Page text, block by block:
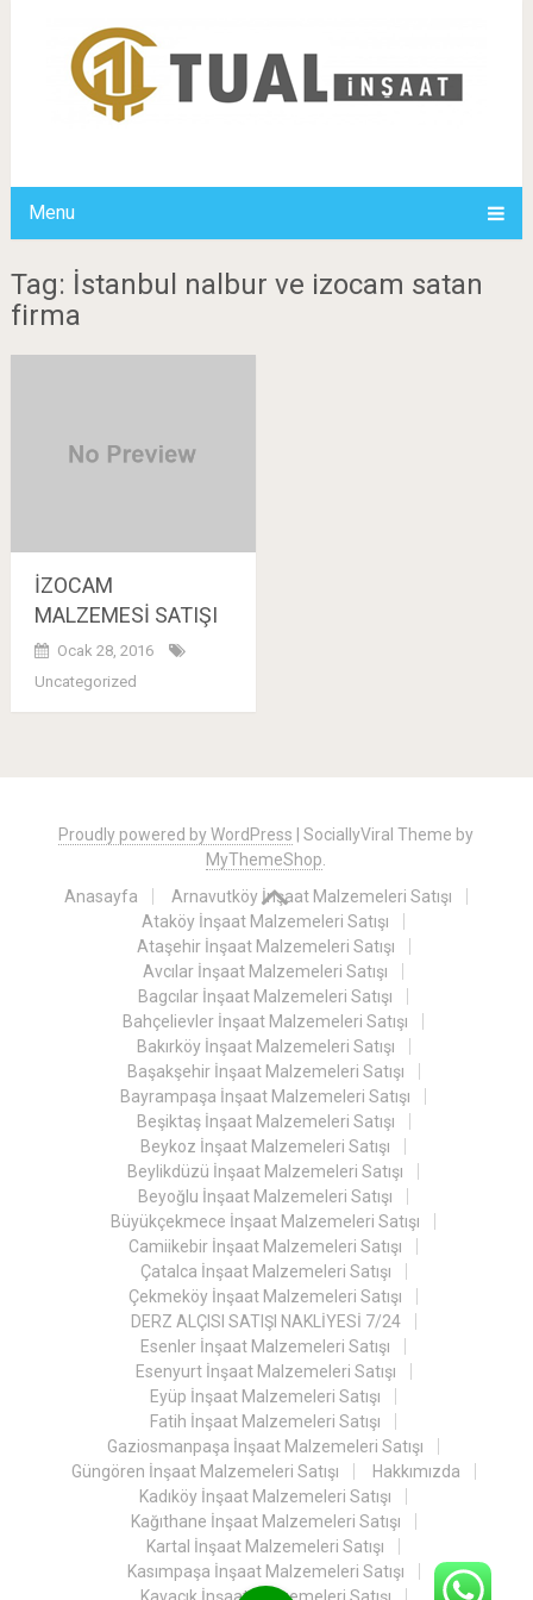
Menu
Tag: İstanbul nalbur ve izocam satan
firma
İZOCAM
MALZEMESİ SATIŞI
Ocak 28, 2016
Uncategorized
navigation
Proudly powered by WordPress |SociallyViral Theme by
MyThemeShop
Anasayfa
Arnavutköy İnşaat Malzemeleri Satışı
Ataköy İnşaat Malzemeleri Satışı
Ataşehir İnşaat Malzemeleri Satışı
Avcılar İnşaat Malzemeleri Satışı
Bagcılar İnşaat Malzemeleri Satışı
Bahçelievler İnşaat Malzemeleri Satışı
Bakırköy İnşaat Malzemeleri Satışı
Başakşehir İnşaat Malzemeleri Satışı
Bayrampaşa İnşaat Malzemeleri Satışı
Beşiktaş İnşaat Malzemeleri Satışı
Beykoz İnşaat Malzemeleri Satışı
Beylikdüzü İnşaat Malzemeleri Satışı
Beyoğlu İnşaat Malzemeleri Satışı
Büyükçekmece İnşaat Malzemeleri Satışı
Camiikebir İnşaat Malzemeleri Satışı
Çatalca İnşaat Malzemeleri Satışı
Çekmeköy İnşaat Malzemeleri Satışı
DERZ ALÇISI SATIŞI NAKLİYESİ 7/24
Esenler İnşaat Malzemeleri Satışı
Esenyurt İnşaat Malzemeleri Satışı
Eyüp İnşaat Malzemeleri Satışı
Fatih İnşaat Malzemeleri Satışı
Gaziosmanpaşa İnşaat Malzemeleri Satışı
Güngören İnşaat Malzemeleri Satışı
Hakkımızda
Kadıköy İnşaat Malzemeleri Satışı
Kağıthane İnşaat Malzemeleri Satışı
Kartal İnşaat Malzemeleri Satışı
Kasımpaşa İnşaat Malzemeleri Satışı
Kavacık İnşaat Malzemeleri Satışı